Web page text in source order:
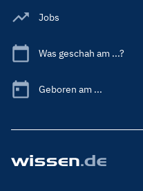
Jobs
Was geschah am ...?
Geboren am ...